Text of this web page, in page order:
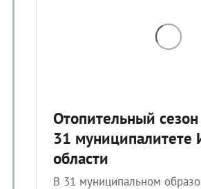
Отопительный
31 муниципалитете
области
В 31 муниципальном